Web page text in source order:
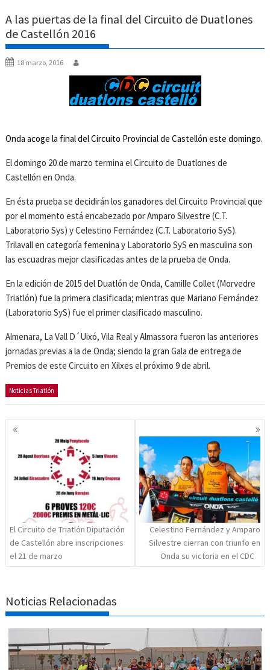
A las puertas de la final del Circuito de Duatlones
de Castellón 2016
18 marzo, 2016
Onda acoge la final del Circuito Provincial de Castellón este domingo.
El domingo 20 de marzo termina el Circuito de Duatlones de
Castellón en Onda.
En ésta prueba se decidirán los ganadores del Circuito Provincial que
por el momento está encabezado por Amparo Silvestre (C.T.
Laboratorio Sys) y Celestino Fernández (C.T. Laboratorio SyS).
Trilavall en categoría femenina y Laboratorio SyS en masculina son
las escuadras mejor clasificadas antes de la prueba de Onda.
En la edición de 2015 del Duatlón de Onda, Camille Collet (Morvedre
Triatlón) fue la primera clasificada; mientras que Mariano Fernández
(Laboratorio SyS) fue el primer clasificado masculino.
Almenara, La Vall D´Uixó, Vila Real y Almassora fueron las anteriores
jornadas previas a la de Onda; siendo la gran Gala de entrega de
Premios de este Circuito en Xilxes el próximo 9 de abril.
Noticias Triatlón
Navegación
entradas
El Circuito de Triatlón Diputación
de Castellón abre inscripciones
el 21 de marzo
Celestino Fernández y Amparo
Silvestre cierran con triunfo en
Onda su victoria en el CDC
Noticias Relacionadas